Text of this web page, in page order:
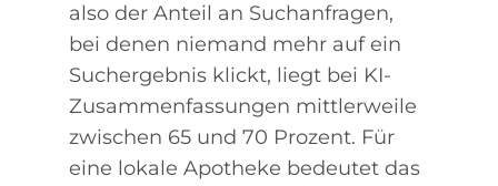
also der Anteil an Suchanfragen,
bei denen niemand mehr auf ein
Suchergebnis klickt, liegt bei KI-
Zusammenfassungen mittlerweile
zwischen 65 und 70 Prozent. Für
eine lokale Apotheke bedeutet das